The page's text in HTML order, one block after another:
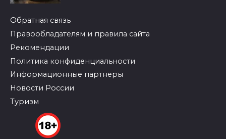
Обратная связь
Правообладателям и правила сайта
Рекомендации
Политика конфиденциальности
Информационные партнеры
Новости России
Туризм